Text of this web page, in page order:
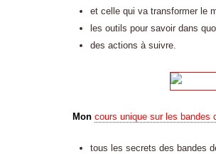
et celle qui va transformer le
les outils pour savoir dans
des actions à suivre.
Mon cours unique sur les bandes
tous les secrets des bandes